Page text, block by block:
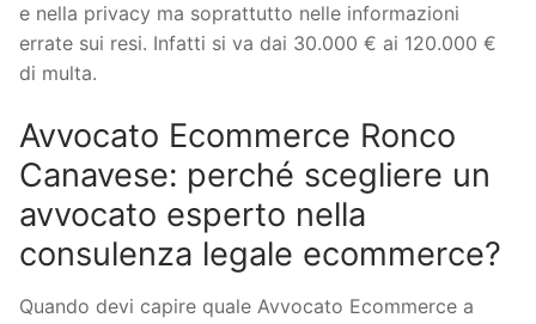
e nella privacy ma soprattutto nelle informazioni
errate sui resi. Infatti si va dai 30.000 € ai 120.000 €
di multa.
Avvocato Ecommerce Ronco
Canavese: perché scegliere un
avvocato esperto nella
consulenza legale ecommerce?
Quando devi capire quale Avvocato Ecommerce a